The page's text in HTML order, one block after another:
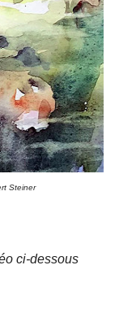
Steiner
ci-dessous